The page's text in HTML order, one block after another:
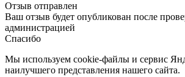
Отзыв отправлен
Ваш отзыв будет опубликован после
администрацией
Спасибо
Мы используем cookie-файлы и сервис
наилучшего представления нашего сайта.